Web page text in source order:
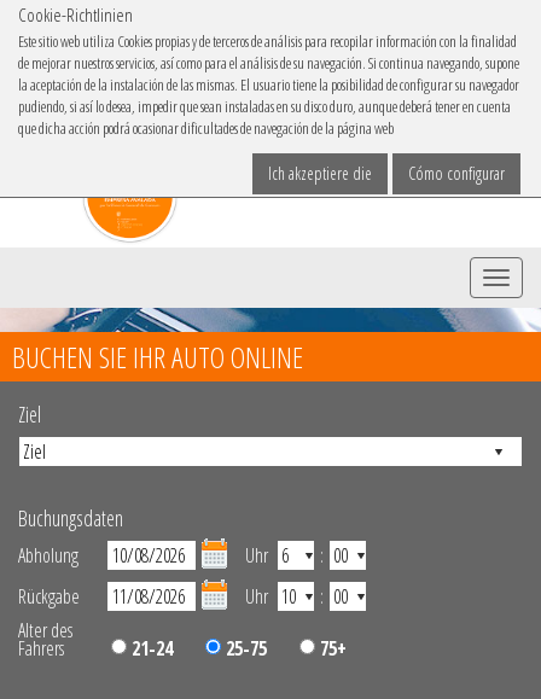
Cookie-Richtlinien
Este sitio web utiliza Cookies propias y de terceros de análisis para recopilar información con la finalidad
de mejorar nuestros servicios, así como para el análisis de su navegación. Si continua navegando, supone
la aceptación de la instalación de las mismas. El usuario tiene la posibilidad de configurar su navegador
pudiendo, si así lo desea, impedir que sean instaladas en su disco duro, aunque deberá tener en cuenta
que dicha acción podrá ocasionar dificultades de navegación de la página web
Cómo configurar
Ich akzeptiere die
Sprache
Menü
BUCHEN SIE IHR AUTO ONLINE
Ziel
Buchungsdaten
Abholung Uhr
:
Rückgabe
Uhr
:
Alter des
Fahrers 21-24 25-75 75+